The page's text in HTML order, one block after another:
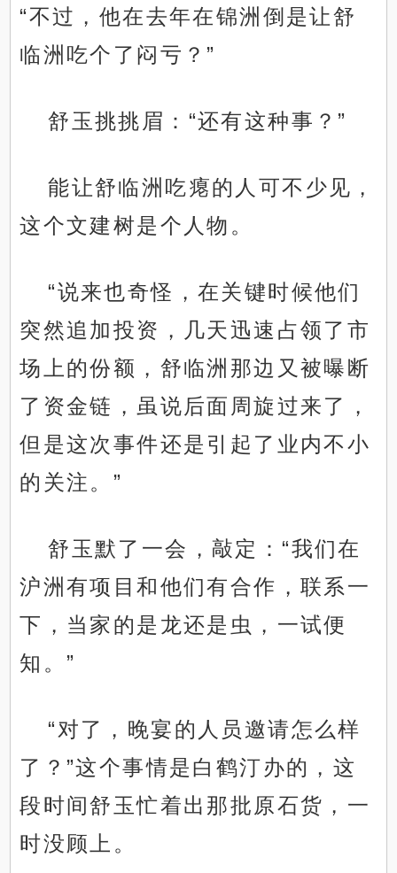
“不过，他在去年在锦洲倒是让舒
临洲吃个了闷亏？”
舒玉挑挑眉：“还有这种事？”
能让舒临洲吃瘪的人可不少见，
这个文建树是个人物。
“说来也奇怪，在关键时候他们
突然追加投资，几天迅速占领了市
场上的份额，舒临洲那边又被曝断
了资金链，虽说后面周旋过来了，
但是这次事件还是引起了业内不小
的关注。”
舒玉默了一会，敲定：“我们在
沪洲有项目和他们有合作，联系一
下，当家的是龙还是虫，一试便
知。”
“对了，晚宴的人员邀请怎么样
了？”这个事情是白鹤汀办的，这
段时间舒玉忙着出那批原石货，一
时没顾上。